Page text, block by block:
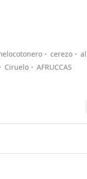
cerezo
Ciruelo AFRUCCAS